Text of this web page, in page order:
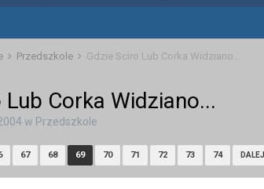
Przedszkole Gdzie Sciro Lub Corka Widziano...
Corka Widziano...
w Przedszkole
67 68 69 70 71 72 73 74 DALEJ